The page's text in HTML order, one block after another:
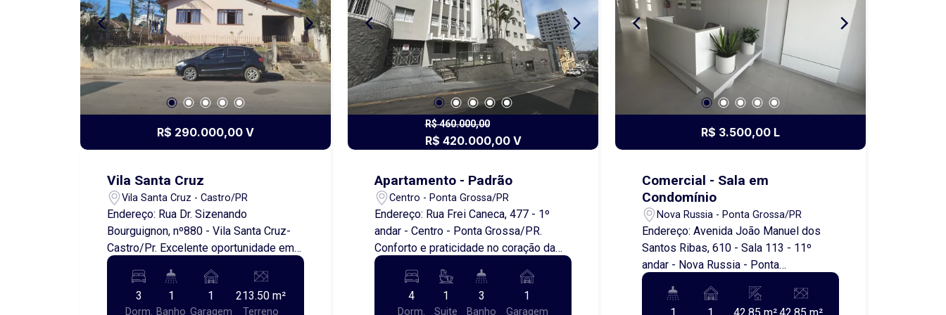
equivalente a 5% do valor do aluguel.
segurança e retorno garantido. Não
perca essa chance de adquirir um
imóvel único em uma área de alta
demanda. Entre em contato e saiba
mais!
R$ 290.000,00 V
Vila Santa Cruz
Vila Santa Cruz - Castro/PR
Endereço: Rua Dr. Sizenando
Bourguignon, nº880 - Vila Santa Cruz-
Castro/Pr. Excelente oportunidade em
um dos bairros mais procurados e
valorizados da cidade! Localizada na
Vila Santa Cruz, região familiar e
3
Dorm.
1
Banho
1
Garagem
213.50 m²
Terreno
R$ 460.000,00
R$ 420.000,00 V
Apartamento - Padrão
Centro - Ponta Grossa/PR
Endereço: Rua Frei Caneca, 477 - 1º
andar - Centro - Ponta Grossa/PR.
Conforto e praticidade no coração da
cidade! More com toda a conveniência
que só o centro pode oferecer. Este
apartamento espaçoso, com quartos
4
Dorm.
1
Suite
3
Banho
1
Garagem
R$ 3.500,00 L
Comercial - Sala em
Condomínio
Nova Russia - Ponta Grossa/PR
Endereço: Avenida João Manuel dos
Santos Ribas, 610 - Sala 113 - 11º
andar - Nova Russia - Ponta
Grossa/PR. Seu negócio merece um
lugar de destaque! Apresente sua